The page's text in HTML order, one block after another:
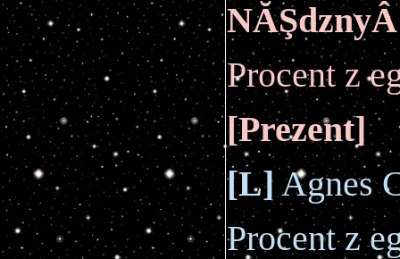
Procent z
[Prezent]
[L] Agnes
Procent z